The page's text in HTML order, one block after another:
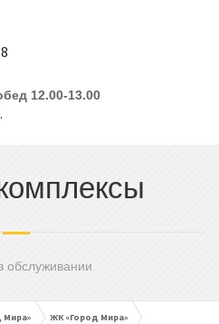
cached
options
12.00-13.00
обслуживании
Мира» ЖК «Город Мира»